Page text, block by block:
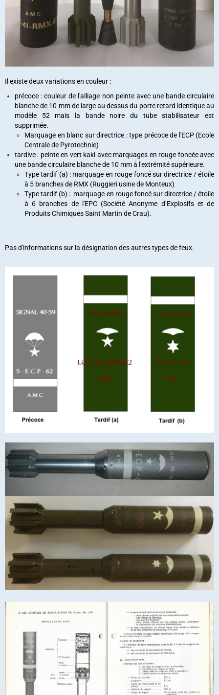
Il existe deux variations en couleur :
précoce : couleur de l'alliage non peinte avec une bande circulaire
blanche de 10 mm de large au dessus du porte retard identique au
modèle 52 mais
la bande noire du tube stabilisateur est
supprimée.
Marquage en blanc sur directrice : type précoce de l'ECP (Ecole
Centrale de Pyrotechnie)
tardive : peinte en vert kaki avec marquages en rouge foncée avec
une bande circulaire blanche de 10 mm à l'extrémité supérieure.
Type tardif (a) : marquage en rouge foncé sur directrice / étoile
à 5 branches de RMX (Ruggieri usine de Monteux)
Type tardif (b) : marquage en rouge foncé sur directrice /étoile
à 6 branches de l'EPC (Société Anonyme d’Explosifs et de
Produits Chimiques Saint Martin de Crau).
Pas d'informations sur la désignation des autres types de feux.